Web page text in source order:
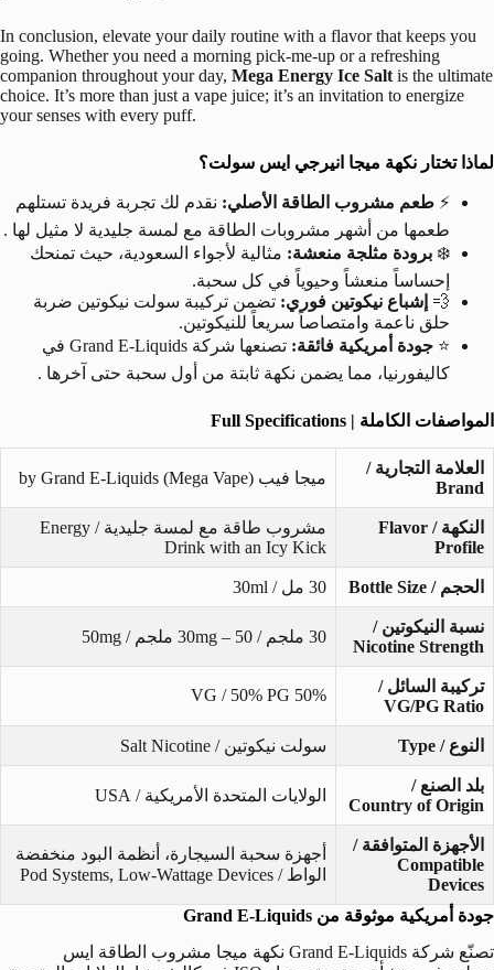
In conclusion, elevate your daily routine with a flavor that keeps you
going. Whether you need a morning pick-me-up or a refreshing
companion throughout your day, Mega Energy Ice Salt is the ultimate
choice. It’s more than just a vape juice; it’s an invitation to energize
your senses with every puff.
لماذا تختار نكهة ميجا انيرجي ايس سولت؟
⚡ طعم مشروب الطاقة الأصلي: نقدم لك تجربة فريدة تستلهم
طعمها من أشهر مشروبات الطاقة مع لمسة جليدية لا مثيل لها .
❄️ برودة مثلجة منعشة: مثالية لأجواء السعودية، حيث تمنحك
إحساساً منعشاً وحيوياً في كل سحبة.
💨 إشباع نيكوتين فوري: تضمن تركيبة سولت نيكوتين ضربة
حلق ناعمة وامتصاصاً سريعاً للنيكوتين.
⭐ جودة أمريكية فائقة:
تصنعها شركة Grand E-Liquids في
كاليفورنيا، مما يضمن نكهة ثابتة من أول سحبة حتى آخرها .
المواصفات الكاملة | Full Specifications
العلامة التجارية /
Brand
ميجا فيب (Mega Vape) by Grand E-Liquids
النكهة / Flavor
Profile
مشروب طاقة مع لمسة جليدية / Energy
Drink with an Icy Kick
الحجم / Bottle Size 30 مل / 30ml
نسبة النيكوتين /
Nicotine Strength
30 ملجم / 30mg – 50 ملجم / 50mg
تركيبة السائل /
VG/PG Ratio
50% VG / 50% PG
النوع / Type سولت نيكوتين / Salt Nicotine
بلد الصنع /
Country of Origin
الولايات المتحدة الأمريكية / USA
الأجهزة المتوافقة /
Compatible
Devices
أجهزة سحبة السيجارة، أنظمة البود منخفضة
الواط / Pod Systems, Low-Wattage Devices
جودة أمريكية موثوقة من Grand E-Liquids
تصنّع شركة Grand E-Liquids نكهة ميجا مشروب الطاقة ايس